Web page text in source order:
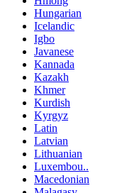
Hungarian
Icelandic
Igbo
Javanese
Kannada
Kazakh
Khmer
Kurdish
Kyrgyz
Latin
Latvian
Lithuanian
Luxembou..
Macedonian